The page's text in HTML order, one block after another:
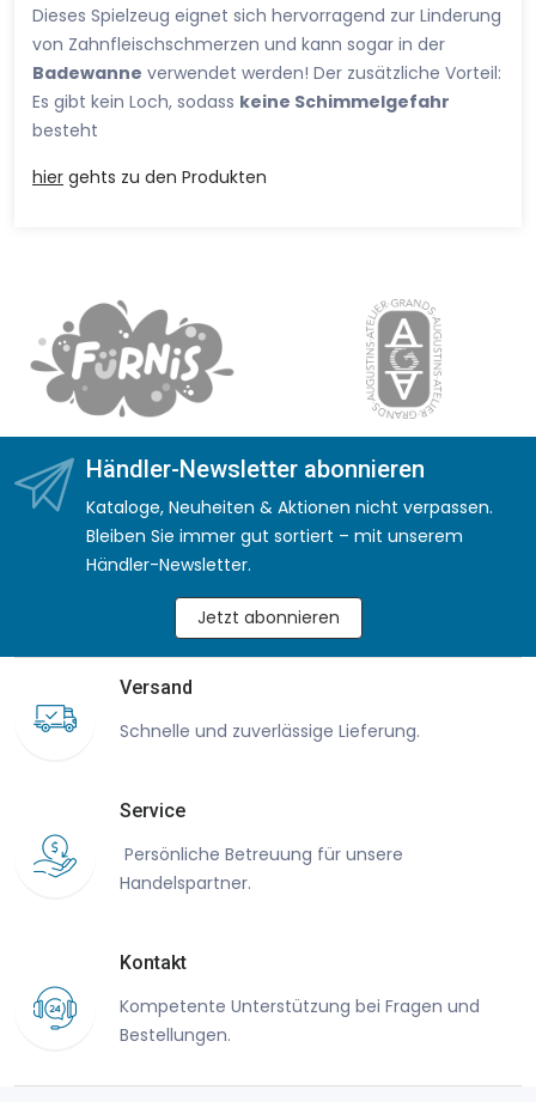
Dieses Spielzeug eignet sich hervorragend zur Linderung
von Zahnfleischschmerzen und kann sogar in der
Badewanne verwendet werden! Der zusätzliche Vorteil:
Es gibt kein Loch, sodass keine Schimmelgefahr
besteht
hier gehts zu den Produkten
Händler-Newsletter abonnieren
Kataloge, Neuheiten & Aktionen nicht verpassen.
Bleiben Sie immer gut sortiert – mit unserem
Händler-Newsletter.
Jetzt abonnieren
Versand
Schnelle und zuverlässige Lieferung.
Service
Persönliche Betreuung für unsere
Handelspartner.
Kontakt
Kompetente Unterstützung bei Fragen und
Bestellungen.